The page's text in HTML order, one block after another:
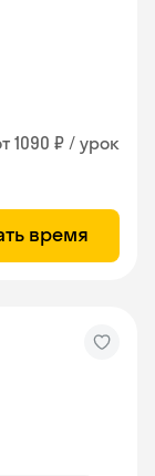
1090 ₽ / урок
время